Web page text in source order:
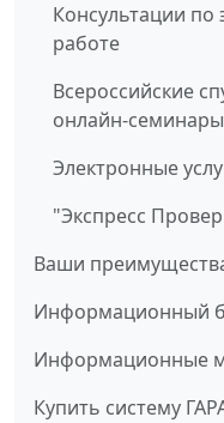
Консультации по
работе
Всероссийские
онлайн-семинары
Электронные
"Экспресс
Ваши
Информационный
Информационные
Купить систему